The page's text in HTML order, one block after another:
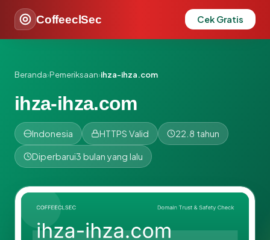
CoffeeclSec Cek Gratis
Beranda›Pemeriksaan›ihza-ihza.com
ihza-ihza.com
Indonesia HTTPS Valid 22.8 tahun
Diperbarui3 bulan yang lalu